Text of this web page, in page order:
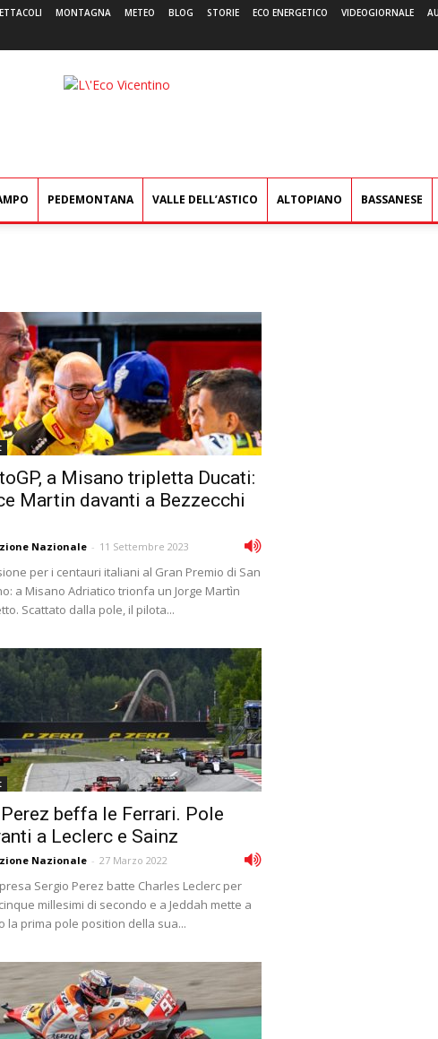
MONTAGNA METEO BLOG STORIE ECO ENERGETICO VIDEOGIORNALE
L'Eco
PEDEMONTANA VALLE DELL’ASTICO ALTOPIANO BASSANESE
a Misano tripletta Ducati:
Martin davanti a Bezzecchi
Nazionale - 11 Settembre 2023
per i centauri italiani al Gran Premio di San
a Misano Adriatico trionfa un Jorge Martìn
Scattato dalla pole, il pilota...
Perez beffa le Ferrari. Pole
a Leclerc e Sainz
Nazionale - 27 Marzo 2022
Sergio Perez batte Charles Leclerc per
millesimi di secondo e a Jeddah mette a
la prima pole position della sua...